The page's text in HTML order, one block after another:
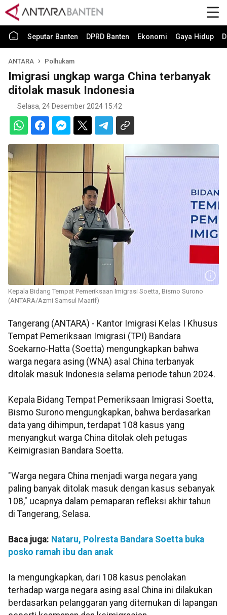
Seputar Banten DPRD Banten Ekonomi Gaya Hidup
ANTARA Polhukam
Imigrasi ungkap warga China terbanyak
ditolak masuk Indonesia
Selasa, 24 Desember 2024 15:42
Kepala Bidang Tempat Pemeriksaan Imigrasi Soetta, Bismo Surono
(ANTARA/Azmi Samsul Maarif)
Tangerang (ANTARA) - Kantor Imigrasi Kelas I Khusus
Tempat Pemeriksaan Imigrasi (TPI) Bandara
Soekarno-Hatta (Soetta) mengungkapkan bahwa
warga negara asing (WNA) asal China terbanyak
ditolak masuk Indonesia selama periode tahun 2024.
Kepala Bidang Tempat Pemeriksaan Imigrasi Soetta,
Bismo Surono mengungkapkan, bahwa berdasarkan
data yang dihimpun, terdapat 108 kasus yang
menyangkut warga China ditolak oleh petugas
Keimigrasian Bandara Soetta.
"Warga negara China menjadi warga negara yang
paling banyak ditolak masuk dengan kasus sebanyak
108," ucapnya dalam pemaparan refleksi akhir tahun
di Tangerang, Selasa.
Baca juga: Nataru, Polresta Bandara Soetta buka
posko ramah ibu dan anak
Ia mengungkapkan, dari 108 kasus penolakan
terhadap warga negara asing asal China ini dilakukan
berdasarkan pelanggaran yang ditemukan di lapangan